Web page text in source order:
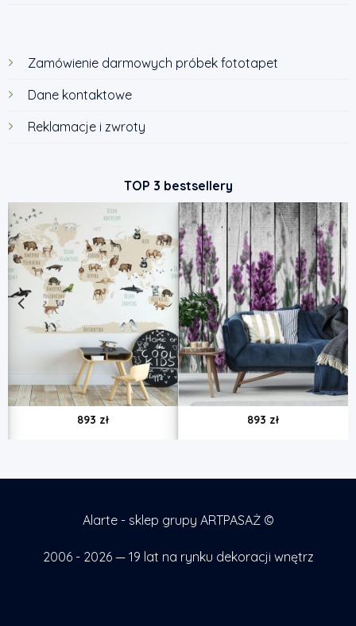
Zamówienie darmowych próbek fototapet
Dane kontaktowe
Reklamacje i zwroty
TOP 3 bestsellery
893 zł 893 zł
Alarte - sklep grupy ARTPASAŻ ©
2006 - 2026 — 19 lat na rynku dekoracji wnętrz